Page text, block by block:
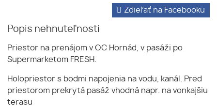
Popis nehnuteľnosti
Zdieľať na Facebooku
Priestor na prenájom v OC Hornád, v pasáži po
Supermarketom FRESH.
Holopriestor s bodmi napojenia na vodu, kanál. Pred
priestorom prekrytá pasáž vhodná napr. na vonkajšiu
terasu